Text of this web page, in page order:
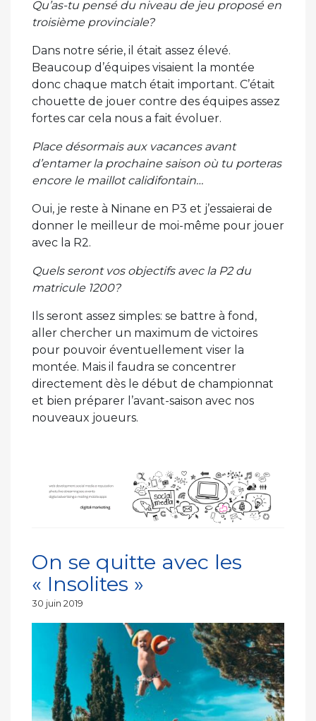
Qu’as-tu pensé du niveau de jeu proposé en
troisième provinciale?
Dans notre série, il était assez élevé.
Beaucoup d’équipes visaient la montée
donc chaque match était important. C’était
chouette de jouer contre des équipes assez
fortes car cela nous a fait évoluer.
Place désormais aux vacances avant
d’entamer la prochaine saison où tu porteras
encore le maillot calidifontain…
Oui, je reste à Ninane en P3 et j’essaierai de
donner le meilleur de moi-même pour jouer
avec la R2.
Quels seront vos objectifs avec la P2 du
matricule 1200?
Ils seront assez simples: se battre à fond,
aller chercher un maximum de victoires
pour pouvoir éventuellement viser la
montée. Mais il faudra se concentrer
directement dès le début de championnat
et bien préparer l’avant-saison avec nos
nouveaux joueurs.
On se quitte avec les
« Insolites »
Publié
30 juin 2019